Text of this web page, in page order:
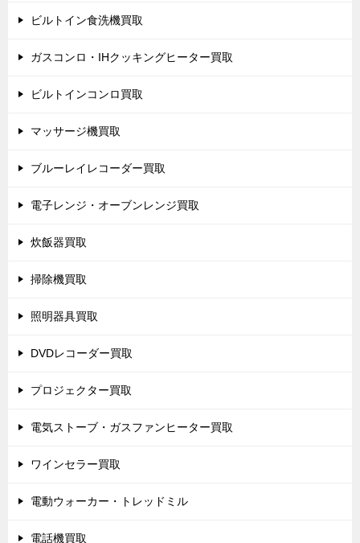
ビルトイン食洗機買取
ガスコンロ・IHクッキングヒーター買取
ビルトインコンロ買取
マッサージ機買取
ブルーレイレコーダー買取
電子レンジ・オーブンレンジ買取
炊飯器買取
掃除機買取
照明器具買取
DVDレコーダー買取
プロジェクター買取
電気ストーブ・ガスファンヒーター買取
ワインセラー買取
電動ウォーカー・トレッドミル
電話機買取